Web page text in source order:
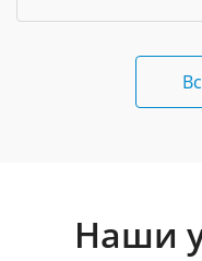
Наши